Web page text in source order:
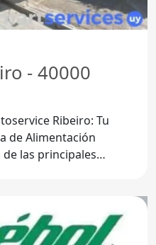
- 40000
Ribeiro: Tu
las principales